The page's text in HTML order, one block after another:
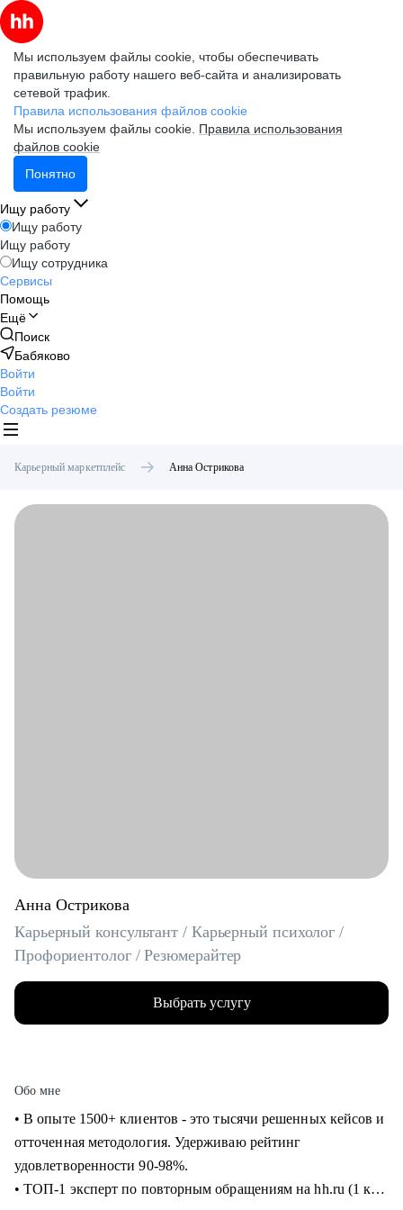
Мы используем файлы cookie, чтобы обеспечивать
правильную работу нашего веб-сайта и анализировать
сетевой трафик.
Правила использования файлов cookie
Мы используем файлы cookie. Правила использования
файлов cookie
Понятно
Ищу работу
Ищу работу
Ищу работу
Ищу сотрудника
Сервисы
Помощь
Ещё
Поиск
Бабяково
Войти
Войти
Создать резюме
Карьерный маркетплейс Анна Острикова
Анна Острикова
Карьерный консультант / Карьерный психолог /
Профориентолог / Резюмерайтер
Выбрать услугу
Обо мне
• В опыте 1500+ клиентов - это тысячи решенных кейсов и
отточенная методология. Удерживаю рейтинг
удовлетворенности 90-98%.
• ТОП-1 эксперт по повторным обращениям на hh.ru (1 кв.